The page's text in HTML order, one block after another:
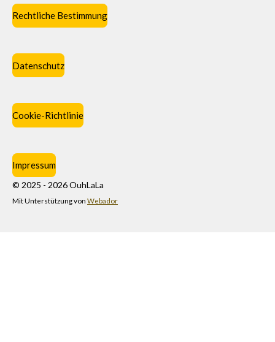
Rechtliche Bestimmung
Datenschutz
Cookie-Richtlinie
Impressum
© 2025 - 2026 OuhLaLa
Mit Unterstützung von Webador